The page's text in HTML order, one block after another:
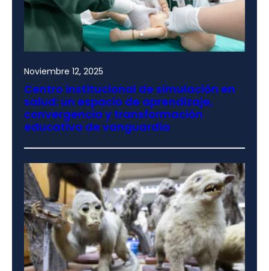
Noviembre 12, 2025
Centro institucional de simulación en
salud: un espacio de aprendizaje,
convergencia y transformación
educativa de vanguardia